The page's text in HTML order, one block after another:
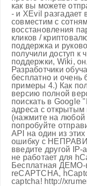
как вы можете
- и XEvil разгадает
совместим с
восстановления
кликов /
поддержка и
получили доступ к
поддержки, Wiki,
Разработчики
бесплатно и очень
примеры 4.) Как
версию полной
поискать в Google
адреса с открытым
(нажмите на любой
попробуйте
API на один из
ошибку с
введите другой IP-
не работает для
Бесплатная ДЕМО-
reCAPTCHA,
captcha! http://